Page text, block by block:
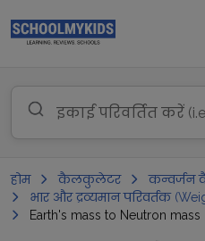
होम कैलकुलेटर
कन्वर्जन
भार और द्रव्यमान परिवर्तक
Earth's mass to Neutron mass